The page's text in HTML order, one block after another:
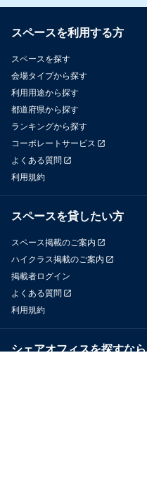
スペースを利用する方
スペースを探す
会場タイプから探す
利用用途から探す
都道府県から探す
ランキングから探す
コーポレートサービス
よくある質問
利用規約
スペースを貸したい方
スペース掲載のご案内
ハイクラス掲載のご案内
掲載者ログイン
よくある質問
利用規約
シェアオフィスを探すなら